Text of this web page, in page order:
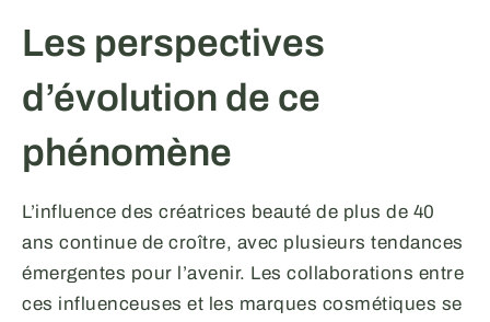
Les perspectives
d’évolution de ce
phénomène
L’influence des créatrices beauté de plus de 40
ans continue de croître, avec plusieurs tendances
émergentes pour l’avenir. Les collaborations entre
ces influenceuses et les marques cosmétiques se